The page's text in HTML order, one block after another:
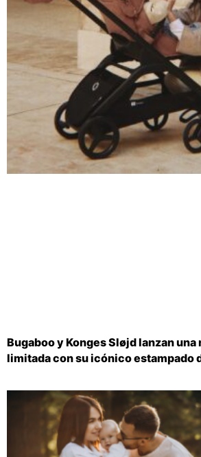
Bugaboo y Konges Sløjd lanzan
limitada con su icónico estampado